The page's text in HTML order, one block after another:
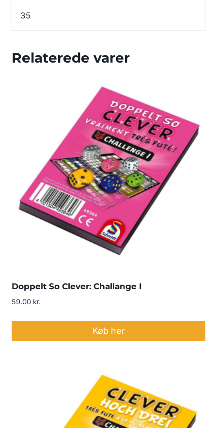
35
Relaterede varer
Doppelt So Clever: Challange I
59.00 kr.
Køb her